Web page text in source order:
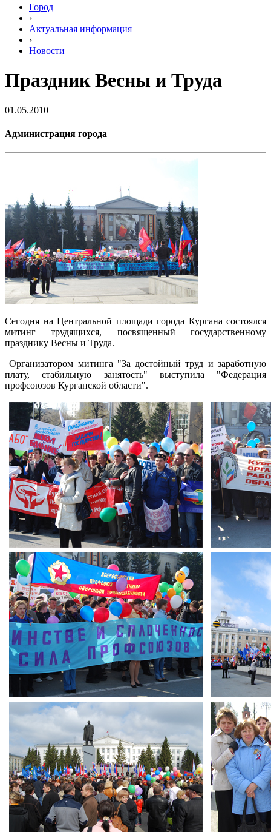
Город
›
Актуальная информация
›
Новости
Праздник Весны и Труда
01.05.2010
Администрация города
Сегодня на Центральной площади города Кургана состоялся
митинг трудящихся, посвященный государственному
празднику Весны и Труда.
Организатором митинга "За достойный труд и заработную
плату, стабильную занятость" выступила "Федерация
профсоюзов Курганской области".